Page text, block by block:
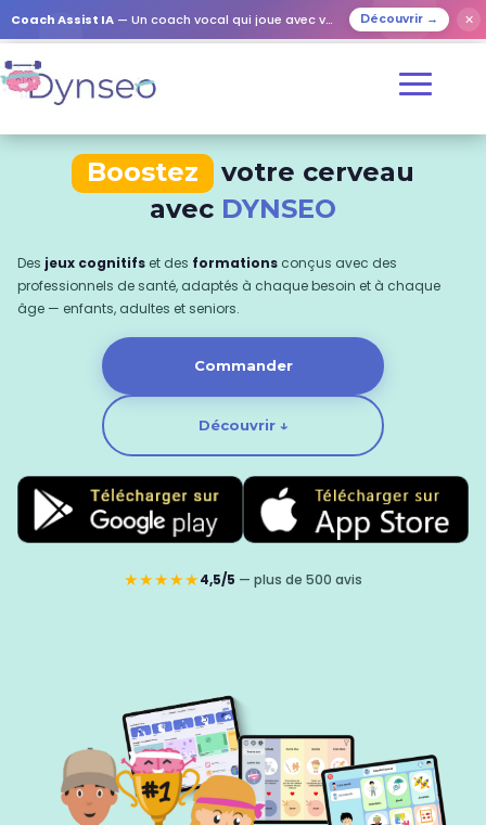
Coach Assist IA — Un coach vocal qui joue avec vos proches Découvrir → ✕
Boostez
votre cerveau
avec DYNSEO
Des jeux cognitifs et des formations conçus avec des
professionnels de santé, adaptés à chaque besoin et à chaque
âge — enfants, adultes et seniors.
Commander
Découvrir ↓
★★★★★4,5/5 — plus de 500 avis